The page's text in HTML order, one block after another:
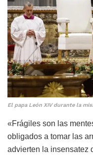
El papa León XIV durante la
«Frágiles son las
obligados a tomar las
advierten la insensatez